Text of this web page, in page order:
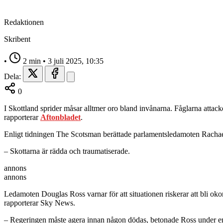
Redaktionen
Skribent
• 2 min • 3 juli 2025, 10:35
Dela:
0
I Skottland sprider måsar alltmer oro bland invånarna. Fåglarna
rapporterar Aftonbladet.
Enligt tidningen The Scotsman berättade parlamentsledamoten
– Skottarna är rädda och traumatiserade.
annons
annons
Ledamoten Douglas Ross varnar för att situationen riskerar att bli
rapporterar Sky News.
– Regeringen måste agera innan någon dödas, betonade Ross under